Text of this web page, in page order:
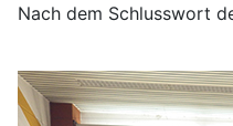
Nach dem Schlusswort